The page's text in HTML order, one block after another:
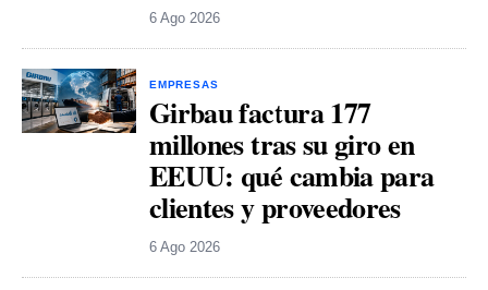
6 Ago 2026
EMPRESAS
Girbau factura 177
millones tras su giro en
EEUU: qué cambia para
clientes y proveedores
6 Ago 2026